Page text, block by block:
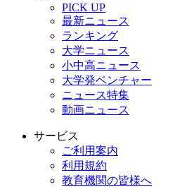
PICK UP
最新ニュース
ランキング
大学ニュース
小中高ニュース
大学発ベンチャー
ニュース特集
動画ニュース
サービス
ご利用案内
利用規約
教育機関の皆様へ